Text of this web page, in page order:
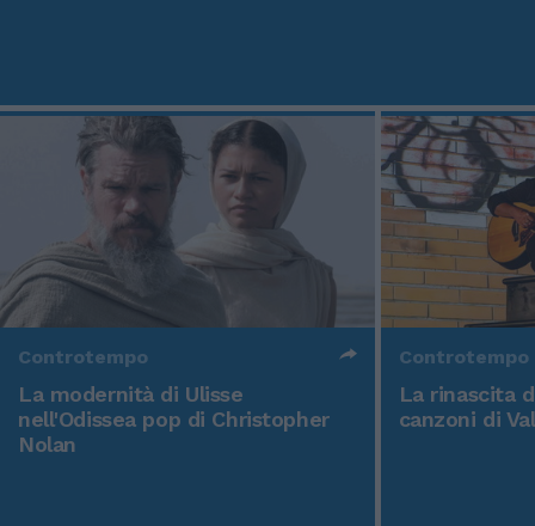
Controtempo
La modernità di Ulisse
nell'Odissea pop di Christopher
Nolan
Controtempo
La rinascita
canzoni di